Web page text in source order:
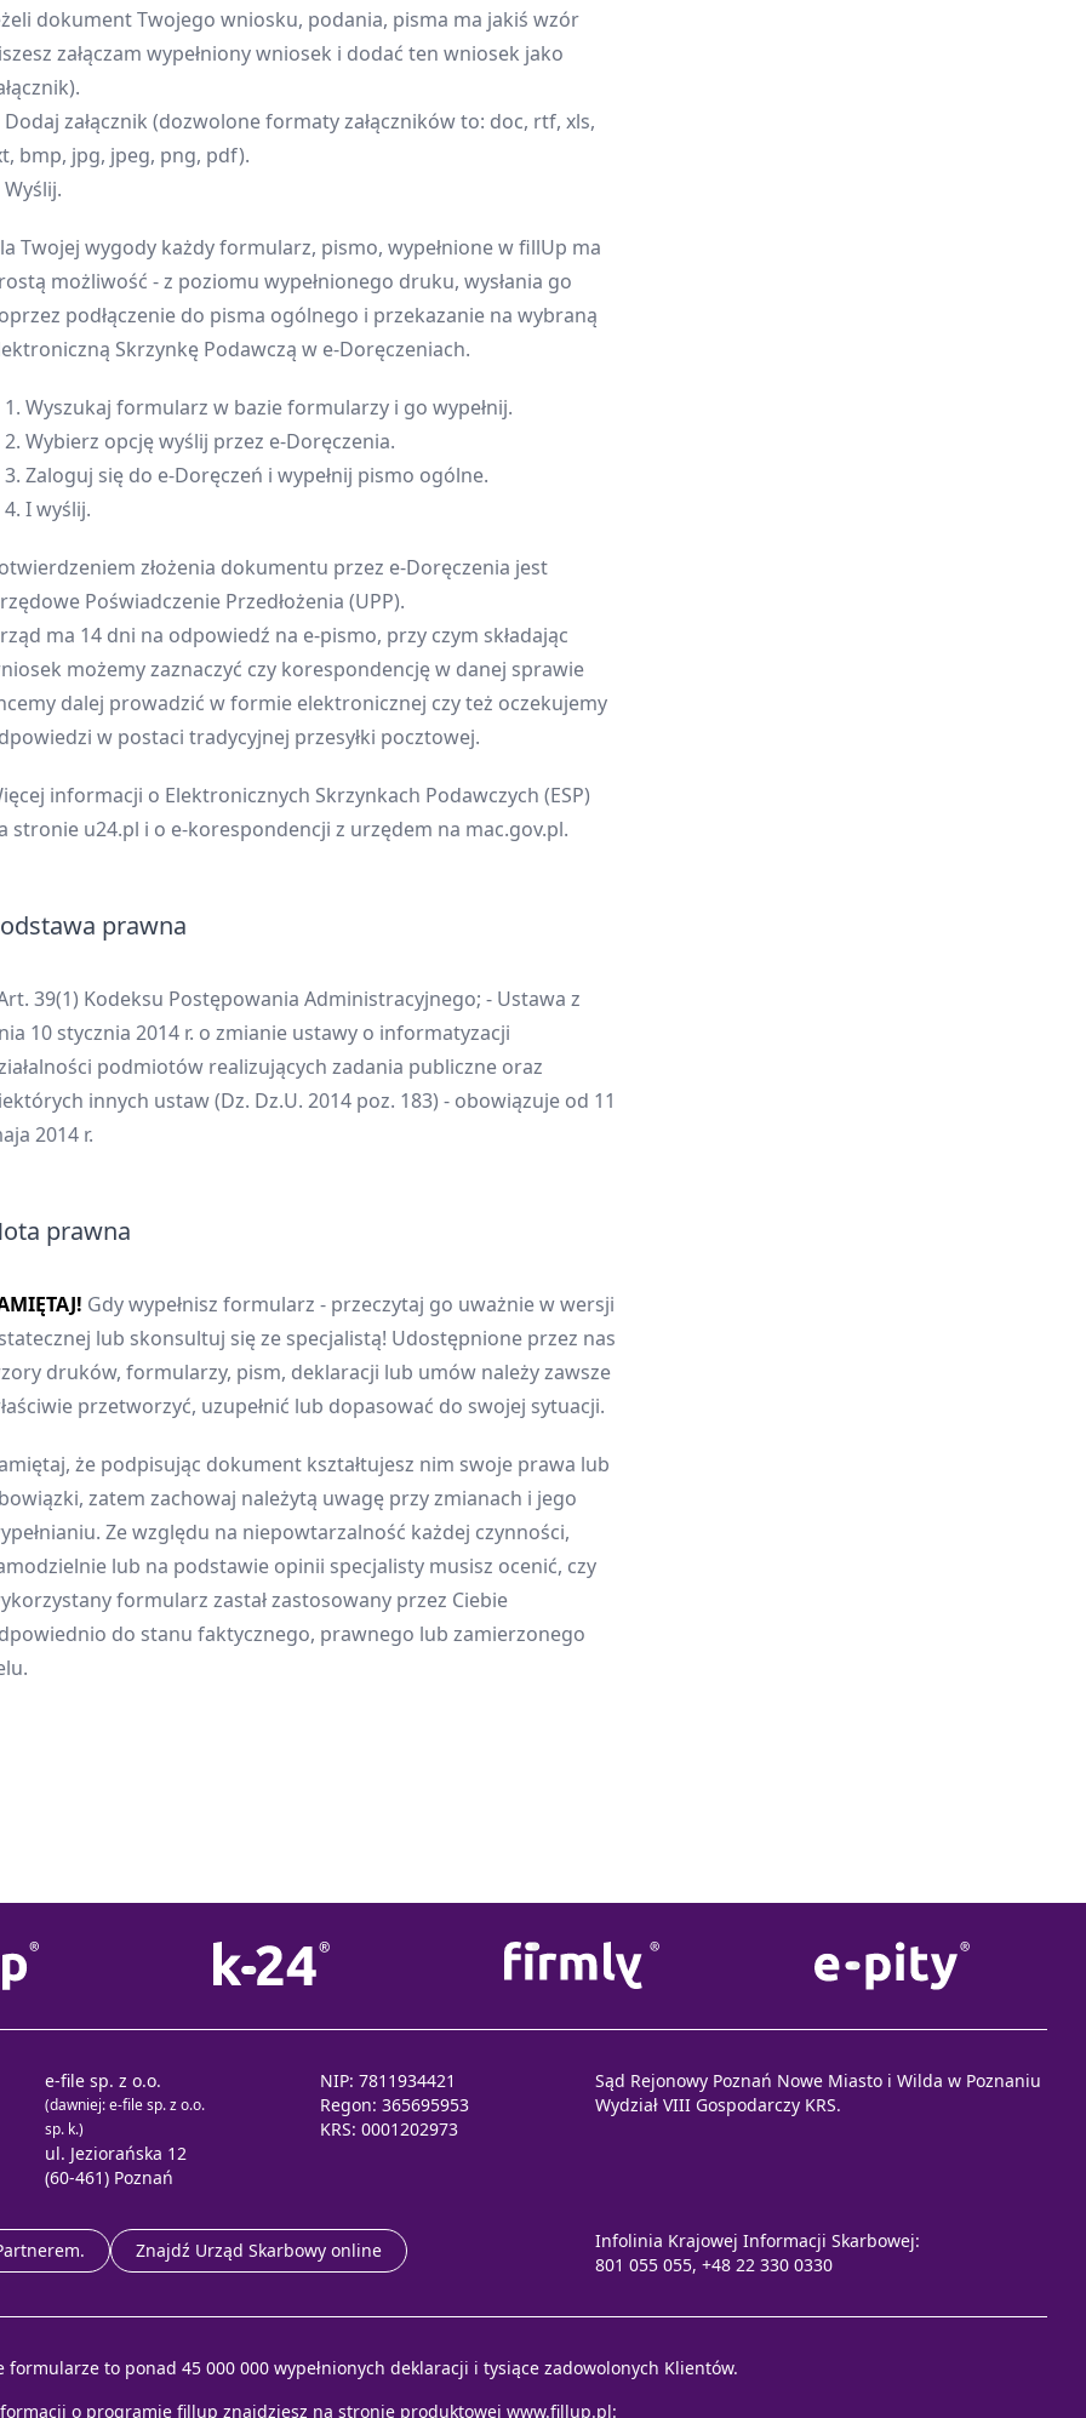
dokument Twojego wniosku, podania, pisma ma jakiś wzór
załączam wypełniony wniosek i dodać ten wniosek jako
Dodaj załącznik (dozwolone formaty załączników to: doc, rtf, xls,
bmp, jpg, jpeg, png, pdf).
Wyślij.
Twojej wygody każdy formularz, pismo, wypełnione w fillUp ma
możliwość - z poziomu wypełnionego druku, wysłania go
podłączenie do pisma ogólnego i przekazanie na wybraną
Skrzynkę Podawczą w e-Doręczeniach.
1. Wyszukaj formularz w bazie formularzy i go wypełnij.
2. Wybierz opcję wyślij przez e-Doręczenia.
3. Zaloguj się do e-Doręczeń i wypełnij pismo ogólne.
4. I wyślij.
złożenia dokumentu przez e-Doręczenia jest
Poświadczenie Przedłożenia (UPP).
ma 14 dni na odpowiedź na e-pismo, przy czym składając
możemy zaznaczyć czy korespondencję w danej sprawie
dalej prowadzić w formie elektronicznej czy też oczekujemy
w postaci tradycyjnej przesyłki pocztowej.
informacji o Elektronicznych Skrzynkach Podawczych (ESP)
stronie u24.pl i o e-korespondencji z urzędem na mac.gov.pl.
prawna
39(1) Kodeksu Postępowania Administracyjnego; - Ustawa z
10 stycznia 2014 r. o zmianie ustawy o informatyzacji
podmiotów realizujących zadania publiczne oraz
innych ustaw (Dz. Dz.U. 2014 poz. 183) - obowiązuje od 11
2014 r.
prawna
Gdy wypełnisz formularz - przeczytaj go uważnie w wersji
lub skonsultuj się ze specjalistą! Udostępnione przez nas
druków, formularzy, pism, deklaracji lub umów należy zawsze
przetworzyć, uzupełnić lub dopasować do swojej sytuacji.
że podpisując dokument kształtujesz nim swoje prawa lub
zatem zachowaj należytą uwagę przy zmianach i jego
Ze względu na niepowtarzalność każdej czynności,
lub na podstawie opinii specjalisty musisz ocenić, czy
formularz zastał zastosowany przez Ciebie
do stanu faktycznego, prawnego lub zamierzonego
e-file sp. z o.o.
(dawniej: e-file sp. z o.o.
sp. k.)
ul. Jeziorańska 12
(60-461) Poznań
NIP: 7811934421
Regon: 365695953
KRS: 0001202973
Sąd Rejonowy Poznań Nowe Miasto i Wilda w Poznaniu
Wydział VIII Gospodarczy KRS.
Znajdź Urząd Skarbowy online
Infolinia Krajowej Informacji Skarbowej:
801 055 055, +48 22 330 0330
formularze to ponad 45 000 000 wypełnionych deklaracji i tysiące zadowolonych Klientów.
o programie fillup znajdziesz na stronie produktowej www.fillup.pl: